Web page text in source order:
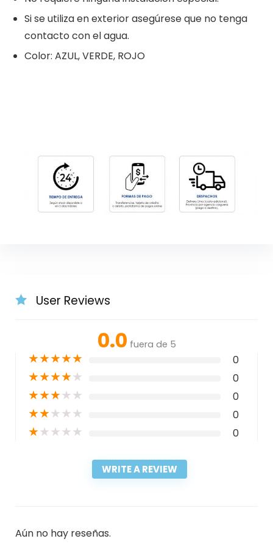
Si se utiliza en exterior asegúrese que no tenga
contacto con el agua.
Color: AZUL, VERDE, ROJO
User Reviews
0.0 fuera de 5
★★★★★ 0
★★★★★ 0
★★★★★ 0
★★★★★ 0
★★★★★ 0
WRITE A REVIEW
Aún no hay reseñas.